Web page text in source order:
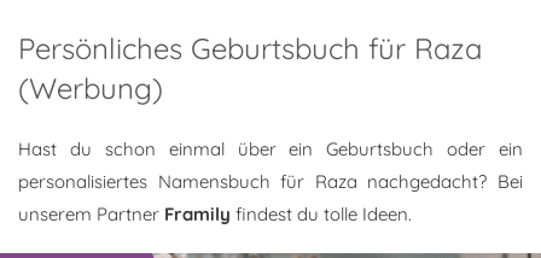
Persönliches Geburtsbuch für Raza
(Werbung)
Hast du schon einmal über ein Geburtsbuch oder ein
personalisiertes Namensbuch für Raza nachgedacht? Bei
unserem Partner Framily findest du tolle Ideen.